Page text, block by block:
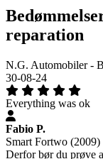
reparation
N.G. Automobiler -
30-08-24
Everything was ok
Fabio P.
Smart Fortwo (2009)
Derfor bør du prøve